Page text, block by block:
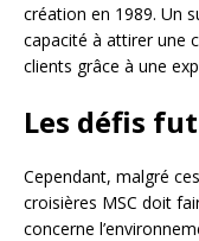
création en 1989. Un
capacité à attirer une
clients grâce à une
Les défis
Cependant, malgré
croisières MSC doit
concerne